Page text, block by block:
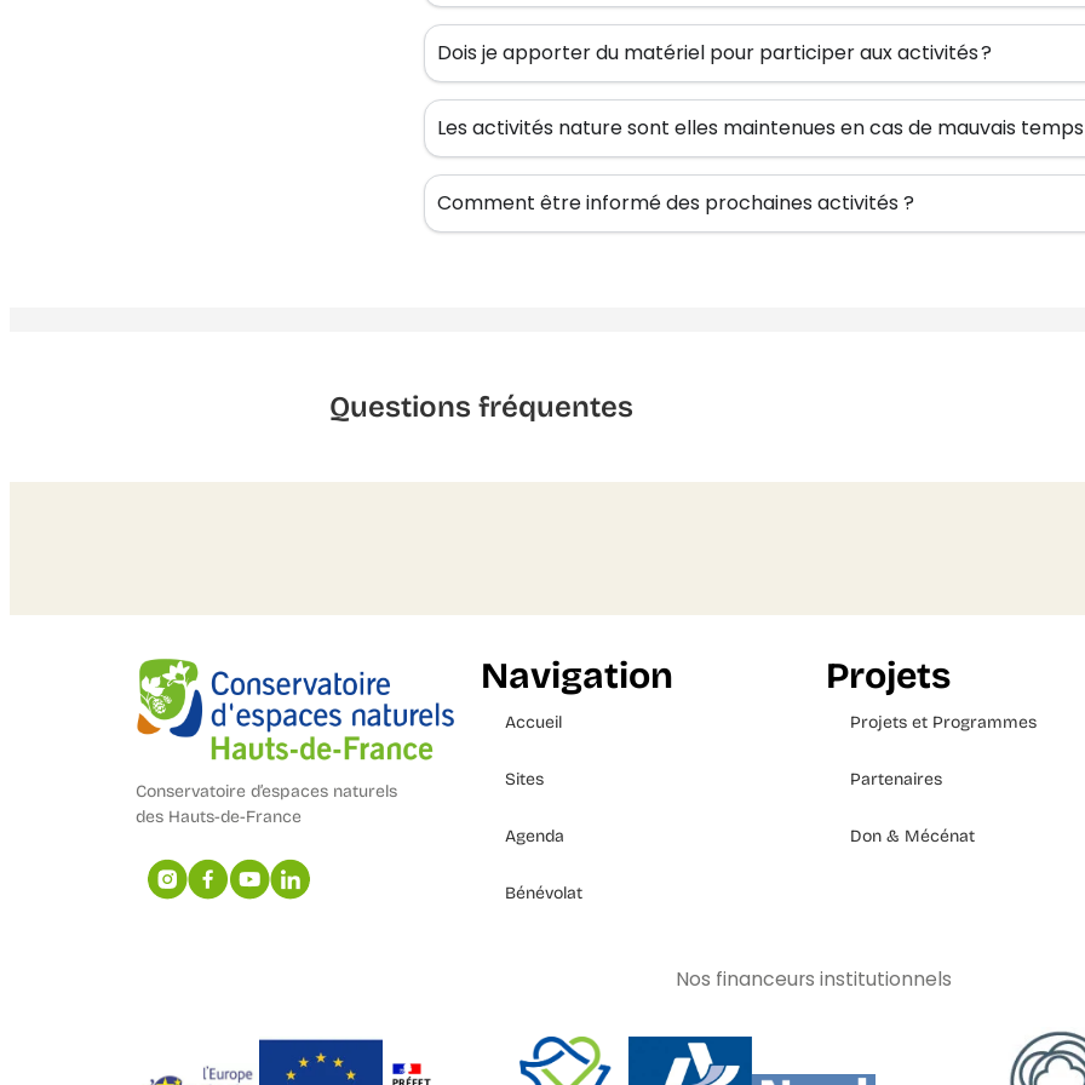
Dois je apporter du matériel pour participer aux activités ?
Les activités nature sont elles maintenues en cas de mauvais temps
Comment être informé des prochaines activités ?
Questions fréquentes
Conservatoire d’espaces naturels
des Hauts-de-France
Navigation
Accueil
Sites
Agenda
Bénévolat
Projets
Projets et Programmes
Partenaires
Don & Mécénat
Nos financeurs institutionnels